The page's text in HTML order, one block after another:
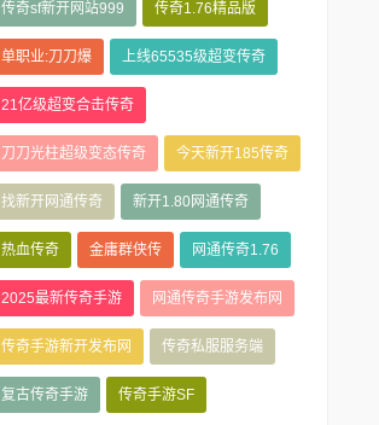
传奇sf新开网站999 传奇1.76精品版
单职业:刀刀爆 上线65535级超变传奇
21亿级超变合击传奇
刀刀光柱超级变态传奇 今天新开185传奇
找新开网通传奇 新开1.80网通传奇
热血传奇 金庸群侠传 网通传奇1.76
2025最新传奇手游 网通传奇手游发布网
传奇手游新开发布网 传奇私服服务端
复古传奇手游 传奇手游SF